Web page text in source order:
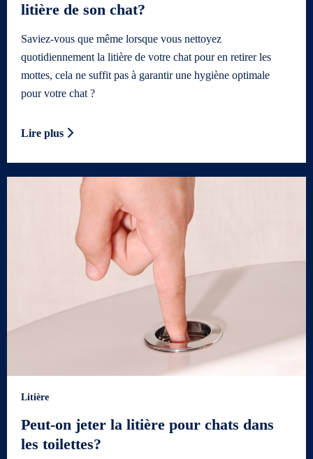
litière de son chat?
Saviez-vous que même lorsque vous nettoyez
quotidiennement la litière de votre chat pour en retirer les
mottes, cela ne suffit pas à garantir une hygiène optimale
pour votre chat ?
Lire plus
Litière
Peut-on jeter la litière pour chats dans
les toilettes?